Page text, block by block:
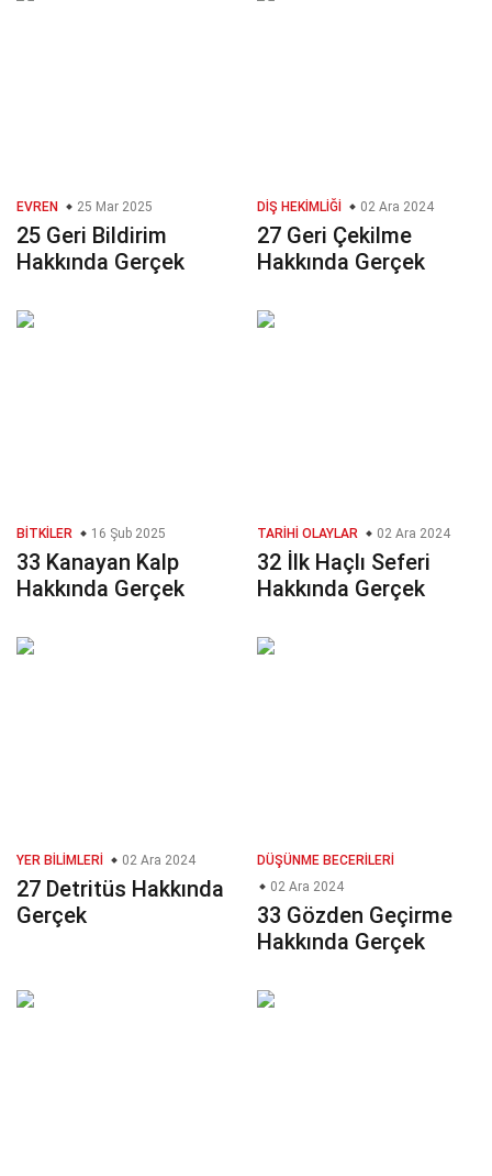
EVREN 25 Mar 2025
25 Geri Bildirim
Hakkında Gerçek
DIŞ HEKIMLIĞI 02 Ara 2024
27 Geri Çekilme
Hakkında Gerçek
BITKILER 16 Şub 2025
33 Kanayan Kalp
Hakkında Gerçek
TARIHI OLAYLAR 02 Ara 2024
32 İlk Haçlı Seferi
Hakkında Gerçek
YER BILIMLERI 02 Ara 2024
27 Detritüs Hakkında
Gerçek
DÜŞÜNME BECERILERI
02 Ara 2024
33 Gözden Geçirme
Hakkında Gerçek